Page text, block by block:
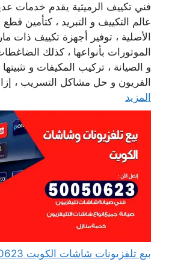
فني تكييف الرميثية يقدم خدمات
عالم التكييف و التبريد ، كتأمين قطع
الأصلية ، توفير أجهزة تكييف ذات
الموتورات بأنواعها ، كذلك
و الصيانة ، تركيب المكيفات و
الفريون و حل مشاكل التسريب ،
المزيد